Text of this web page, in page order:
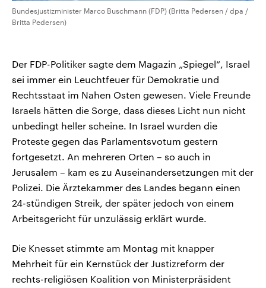
Bundesjustizminister Marco Buschmann (FDP) (Britta Pedersen / dpa /
Britta Pedersen)
Der FDP-Politiker sagte dem Magazin „Spiegel“, Israel
sei immer ein Leuchtfeuer für Demokratie und
Rechtsstaat im Nahen Osten gewesen. Viele Freunde
Israels hätten die Sorge, dass dieses Licht nun nicht
unbedingt heller scheine. In Israel wurden die
Proteste gegen das Parlamentsvotum gestern
fortgesetzt. An mehreren Orten – so auch in
Jerusalem – kam es zu Auseinandersetzungen mit der
Polizei. Die Ärztekammer des Landes begann einen
24-stündigen Streik, der später jedoch von einem
Arbeitsgericht für unzulässig erklärt wurde.
Die Knesset stimmte am Montag mit knapper
Mehrheit für ein Kernstück der Justizreform der
rechts-religiösen Koalition von Ministerpräsident